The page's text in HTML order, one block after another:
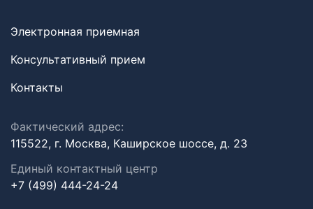
Электронная приемная
Консультативный прием
Контакты
Фактический адрес:
115522, г. Москва, Каширское шоссе, д. 23
Единый контактный центр
+7 (499) 444-24-24